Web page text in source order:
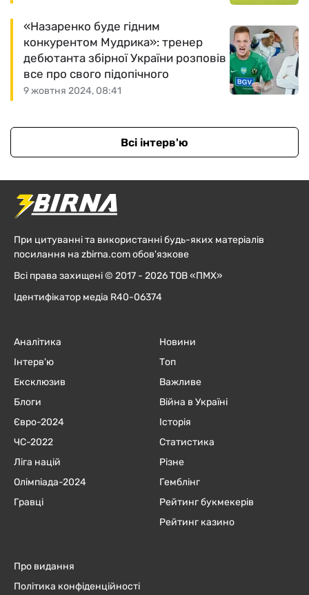
9 жовтня 2024, 08:41
«Назаренко буде гідним
конкурентом Мудрика»: тренер
дебютанта збірної України розповів
все про свого підопічного
Всі інтерв'ю
При цитуванні та використанні будь-яких матеріалів
посилання на zbirna.com обов'язкове
Всі права захищені © 2017 - 2026 ТОВ «ПМХ»
Ідентифікатор медіа R40-06374
Аналітика
Інтерв'ю
Ексклюзив
Блоги
Євро-2024
ЧC-2022
Ліга націй
Олімпіада-2024
Гравці
Новини
Топ
Важливе
Війна в Україні
Історія
Статистика
Різне
Гемблінг
Рейтинг букмекерів
Рейтинг казино
Про видання
Політика конфіденційності